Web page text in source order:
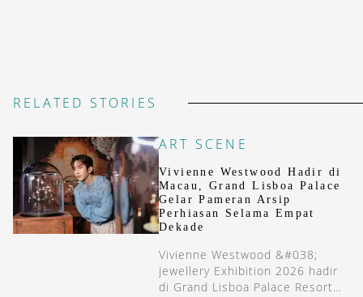
RELATED STORIES
ART SCENE
Vivienne Westwood Hadir di
Macau, Grand Lisboa Palace
Gelar Pameran Arsip
Perhiasan Selama Empat
Dekade
Vivienne Westwood &#038;
Jewellery Exhibition 2026 hadir
di Grand Lisboa Palace Resort